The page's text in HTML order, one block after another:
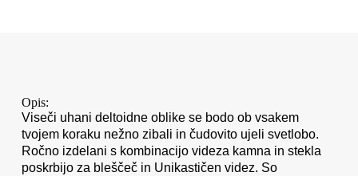
Opis:
Viseči uhani deltoidne oblike se bodo ob vsakem
tvojem koraku nežno zibali in čudovito ujeli svetlobo.
Ročno izdelani s kombinacijo videza kamna in stekla
poskrbijo za bleščeč in Unikastičen videz. So